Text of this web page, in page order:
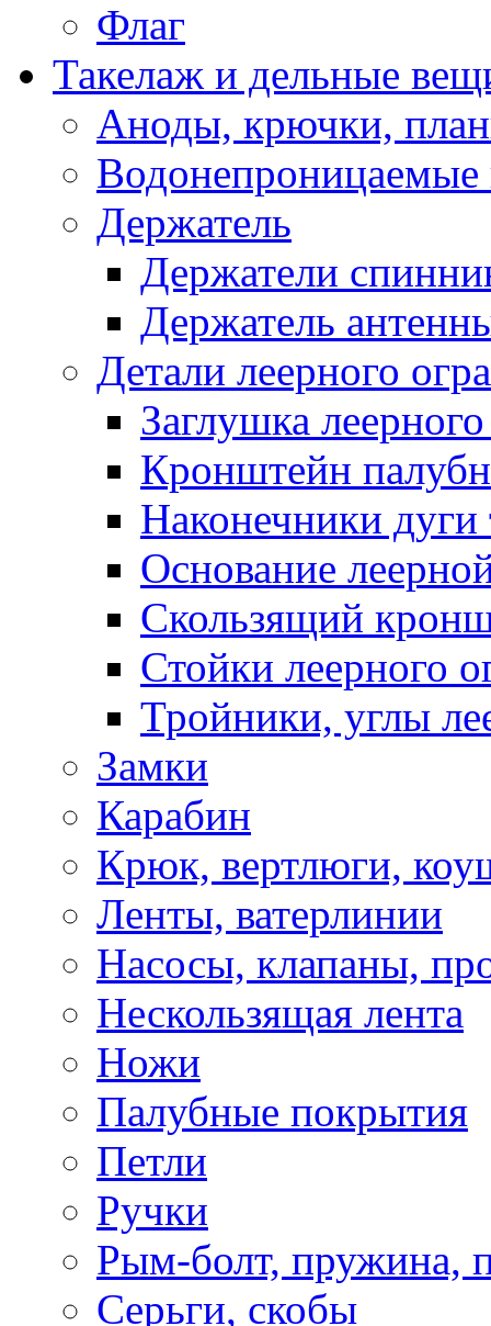
Флаг
Такелаж и дельные
Аноды, крючки,
Водонепроницаемые
Держатель
Держатели
Держатель
Детали леерного
Заглушка
Кронштейн
Наконечники дуги
Основание
Скользящий
Стойки леерного
Тройники, углы
Замки
Карабин
Крюк, вертлюги,
Ленты, ватерлинии
Насосы, клапаны,
Нескользящая лента
Ножи
Палубные покрытия
Петли
Ручки
Рым-болт, пружина,
Серьги, скобы